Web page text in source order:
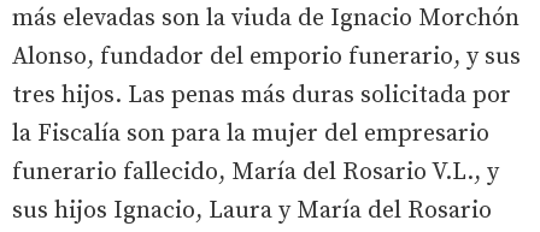
más elevadas son la viuda de Ignacio Morchón
Alonso, fundador del emporio funerario, y sus
tres hijos. Las penas más duras solicitada por
la Fiscalía son para la mujer del empresario
funerario fallecido, María del Rosario V.L., y
sus hijos Ignacio, Laura y María del Rosario